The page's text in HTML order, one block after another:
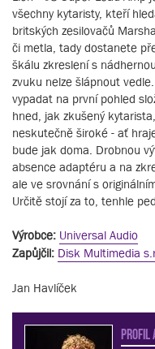
všechny kytaristy, kteří
britských zesilovačů
či metla, tady dostanete
škálu zkreslení s
zvuku nelze šlápnout
vypadat na první pohled
hned, jak zkušený
neskutečně široké - ať
bude jak doma. Drobnou
absence adaptéru a na
ale ve srovnání s
Určitě stojí za to, tenhle
Výrobce: Universal Audio
Zapůjčil: Disk Multimedia
Jan Havlíček
PROFIL